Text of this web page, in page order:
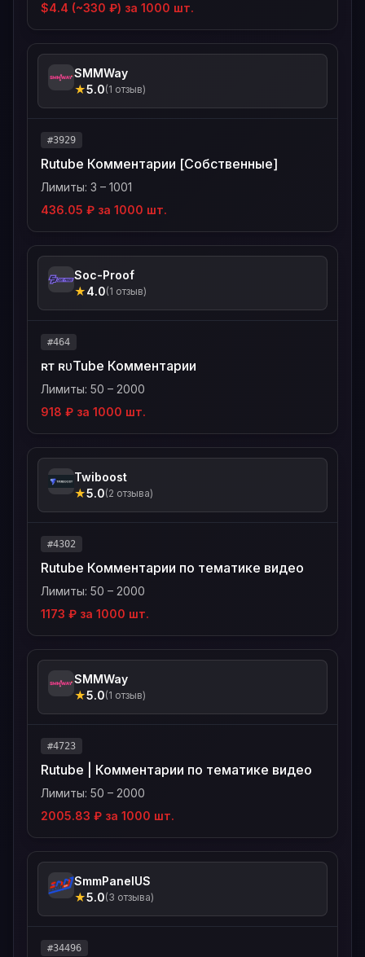
$4.4 (~330 ₽) за 1000 шт.
SMMWay
★5.0(1 отзыв)
#3929
Rutube Комментарии [Собственные]
Лимиты: 3 – 1001
436.05 ₽ за 1000 шт.
Soc-Proof
★4.0(1 отзыв)
#464
ʀᴛ ʀᴜTube Комментарии
Лимиты: 50 – 2000
918 ₽ за 1000 шт.
Twiboost
★5.0(2 отзыва)
#4302
Rutube Комментарии по тематике видео
Лимиты: 50 – 2000
1173 ₽ за 1000 шт.
SMMWay
★5.0(1 отзыв)
#4723
Rutube | Комментарии по тематике видео
Лимиты: 50 – 2000
2005.83 ₽ за 1000 шт.
SmmPanelUS
★5.0(3 отзыва)
#34496